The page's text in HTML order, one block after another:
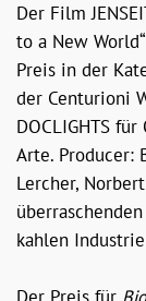
Der Film
to a New
Preis in der
der Centurioni
DOCLIGHTS
Arte. Producer:
Lercher,
kahlen